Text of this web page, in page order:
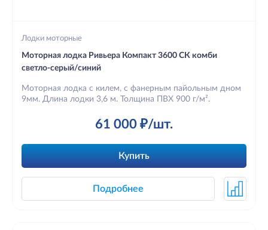
Лодки моторные
Моторная лодка Ривьера Компакт 3600 СК комби
светло-серый/синий
Моторная лодка с килем, с фанерным пайольным дном
9мм. Длина лодки 3,6 м. Толщина ПВХ 900 г/м².
61 000 ₽/шт.
Купить
Подробнее